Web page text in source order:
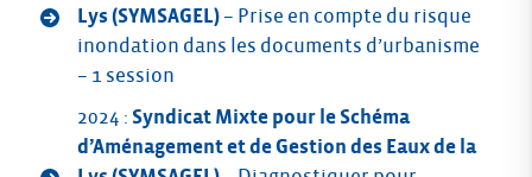
Lys (SYMSAGEL) – Prise en compte du risque
inondation dans les documents d’urbanisme
– 1 session
2024 : Syndicat Mixte pour le Schéma
d’Aménagement et de Gestion des Eaux de la